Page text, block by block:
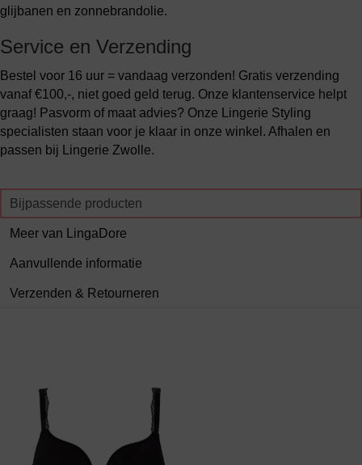
glijbanen en zonnebrandolie.
Service en Verzending
Bestel voor 16 uur = vandaag verzonden! Gratis verzending
vanaf €100,-, niet goed geld terug. Onze klantenservice helpt
graag! Pasvorm of maat advies? Onze Lingerie Styling
specialisten staan voor je klaar in onze winkel. Afhalen en
passen bij Lingerie Zwolle.
Bijpassende producten
Meer van LingaDore
Aanvullende informatie
Verzenden & Retourneren